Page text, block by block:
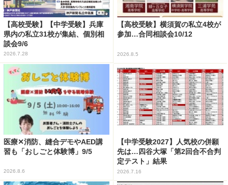
【高校受験】【中学受験】兵庫
県内の私立31校が集結、個別相
談会9/6
2026.7.28
【高校受験】横須賀の私立4校が
参加…合同相談会10/12
2026.8.5
医療✕消防、縫合デモやAED講
習も「おしごと体験博」9/5
2026.8.6
【中学受験2027】人気校の併願
先は…四谷大塚「第2回合不合判
定テスト」結果
2026.7.16